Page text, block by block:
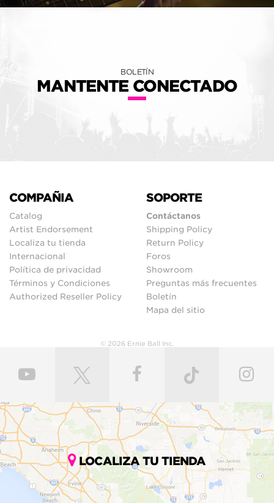
BOLETÍN
MANTENTE CONECTADO
COMPAÑIA
Catalog
Artist Endorsement
Localiza tu tienda
Internacional
Política de privacidad
Términos y Condiciones
Authorized Reseller Policy
SOPORTE
Contáctanos
Shipping Policy
Return Policy
Foros
Showroom
Preguntas más frecuentes
Boletín
Mapa del sitio
© 2026 Ernie Ball Inc.
LOCALIZA TU TIENDA